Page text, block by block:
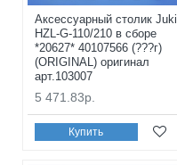
Аксессуарный столик Juki
HZL-G-110/210 в сборе
*20627* 40107566 (???г)
(ORIGINAL) оригинал
арт.103007
5 471.83р.
Купить